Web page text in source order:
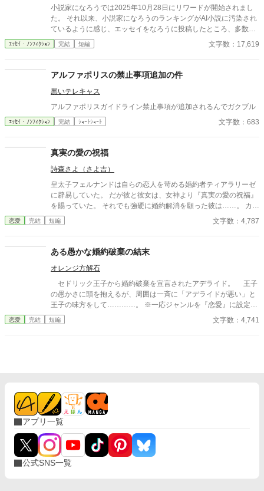
小説家になろうでは2025年10月28日にリワードが開始されまし
た。 それ以来、小説家になろうのランキングがAI小説に汚染され
ているように感じ、エッセイをなろうに投稿したところ、多数の
反響をいただきました。 なろう民のノウハウを結集した、AI小説
のみわけかたです。 いただいたノウハウは随時更新中です。 アル
けかたなどコメントいただけるとありがたいです。 なお、いただ
いたノウハウは本文に追記し、他サイトにも掲載します。本文に
記載しないでほしい方は、コメント欄にその旨あわせて明記して
ください。
ｴｯｾｲ・ﾉﾝﾌｨｸｼｮﾝ 完結 短編 文字数：17,619
アルファポリスの禁止事項追加の件
黒いテレキャス
アルファポリスガイドライン禁止事項が追加されるんでガクブル
ｴｯｾｲ・ﾉﾝﾌｨｸｼｮﾝ 完結 ｼｮｰﾄｼｮｰﾄ 文字数：683
真実の愛の祝福
詩森さよ（さよ吉）
皇太子フェルナンドは自らの恋人を苛める婚約者ティアラリーゼ
に辟易していた。 だが彼と彼女は、女神より『真実の愛の祝福』
を賜っていた。 それでも強硬に婚約解消を願った彼は……。 カク
ヨム、小説家になろうにも掲載。 筆者は体調不良なことも多く、
コメントなどを受け取らない設定にしております。 どうぞよろし
恋愛 完結 短編 文字数：4,787
ある愚かな婚約破棄の結末
オレンジ方解石
セドリック王子から婚約破棄を宣言されたアデライド。 王子
の愚かさに頭を抱えるが、周囲は一斉に「アデライドが悪い」と
王子の味方をして…………。 ※一応ジャンルを『恋愛』に設定し
てありますが、甘さ控えめです。
恋愛 完結 短編 文字数：4,741
アプリ一覧
公式SNS一覧